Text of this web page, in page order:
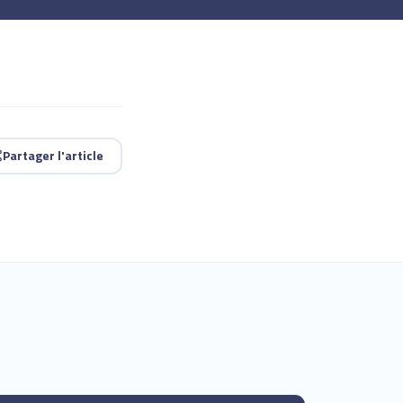
Partager l'article